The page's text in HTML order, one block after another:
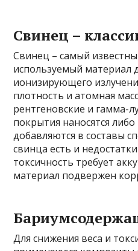
Свинец –
Свинец – самый
используемый материал
ионизирующего
плотность и атомная
рентгеновские и гамма-
покрытия наносятся
добавляются в составы
свинца есть и
токсичность требует
материал подвержен
Для снижения веса и